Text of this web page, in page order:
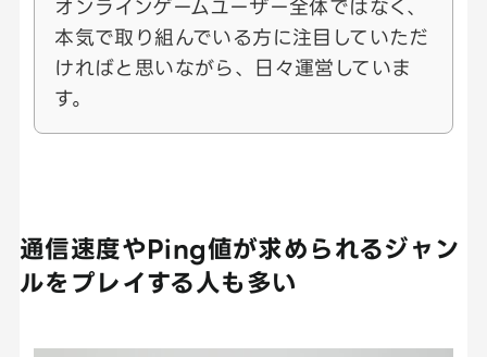
オンラインゲームユーザー全体ではなく、
本気で取り組んでいる方に注目していただ
ければと思いながら、日々運営していま
す。
通信速度やPing値が求められるジャン
ルをプレイする人も多い